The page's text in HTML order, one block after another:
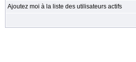
Ajoutez moi à la liste des utilisateurs actifs